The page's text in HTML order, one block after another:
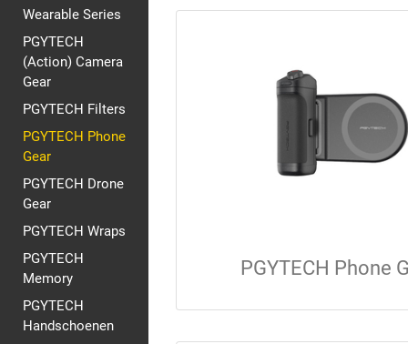
Wearable Series
PGYTECH
(Action) Camera
Gear
PGYTECH Filters
PGYTECH Phone
Gear
PGYTECH Drone
Gear
PGYTECH Wraps
PGYTECH
Memory
PGYTECH
Handschoenen
PGYTECH Phone